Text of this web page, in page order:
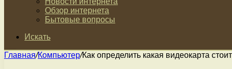
Обзор интернета
Бытовые вопросы
Искать
Главная/Компьютер/Как определить какая видеокарта